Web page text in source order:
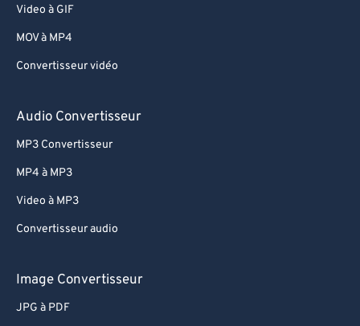
Video à GIF
MOV à MP4
Convertisseur vidéo
Audio Convertisseur
MP3 Convertisseur
MP4 à MP3
Video à MP3
Convertisseur audio
Image Convertisseur
JPG à PDF